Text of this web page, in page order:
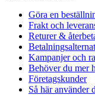
Göra en
Frakt och
Returer &
Kampanjer och
Behöver du mer
Företagskunder
Så här använder